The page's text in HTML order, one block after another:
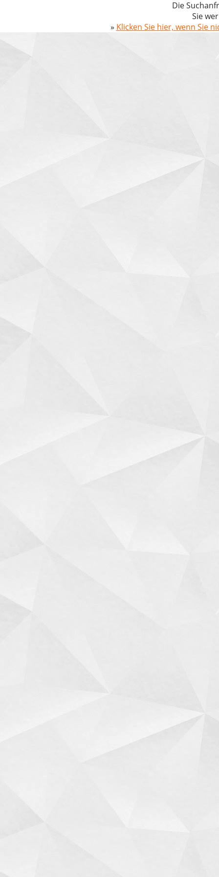
Die
Sie
» Klicken Sie hier, wenn Sie